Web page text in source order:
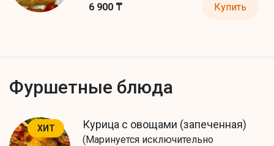
6 900 ₸ Купить
Фуршетные блюда
ХИТ Курица с овощами (запеченная)
(Маринуется исключительно